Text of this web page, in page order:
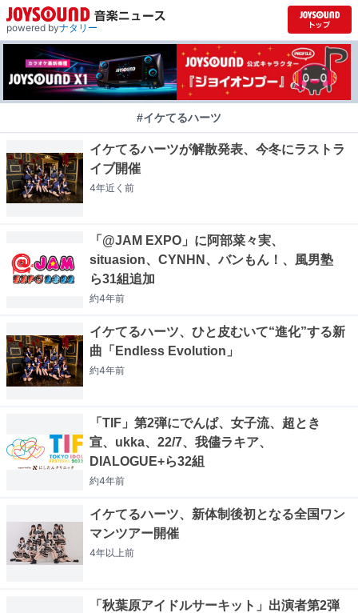
powered byナタリー
#イケてるハーツ
イケてるハーツが解散発表、今冬にラストラ
イブ開催
4年近く 前
「@JAM EXPO」に阿部菜々実、
situasion、CYNHN、バンもん！、風男塾
ら31組追加
約4年前
イケてるハーツ、ひと皮むいて“進化”する新
曲「Endless Evolution」
約4年前
「TIF」第2弾にでんぱ、女子流、超とき
宣、ukka、22/7、我儘ラキア、
DIALOGUE+ら32組
約4年前
イケてるハーツ、新体制後初となる全国ワン
マンツアー開催
4年以上前
「秋葉原アイドルサーキット」出演者第2弾